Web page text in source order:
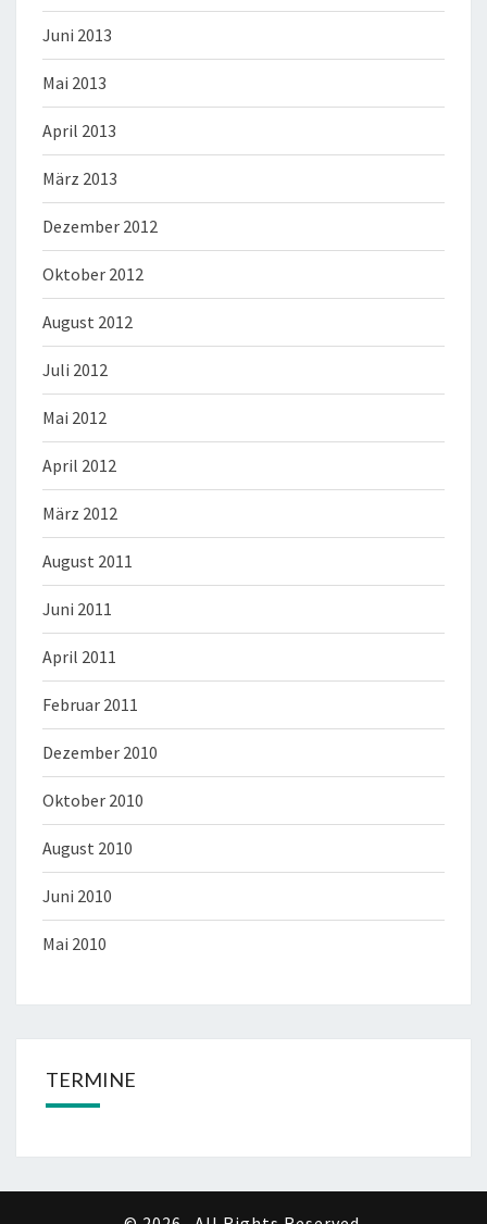
Juni 2013
Mai 2013
April 2013
März 2013
Dezember 2012
Oktober 2012
August 2012
Juli 2012
Mai 2012
April 2012
März 2012
August 2011
Juni 2011
April 2011
Februar 2011
Dezember 2010
Oktober 2010
August 2010
Juni 2010
Mai 2010
TERMINE